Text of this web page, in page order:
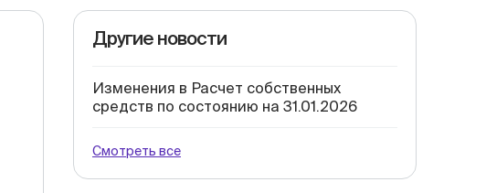
Другие новости
Изменения в Расчет собственных
средств по состоянию на 31.01.2026
Смотреть все